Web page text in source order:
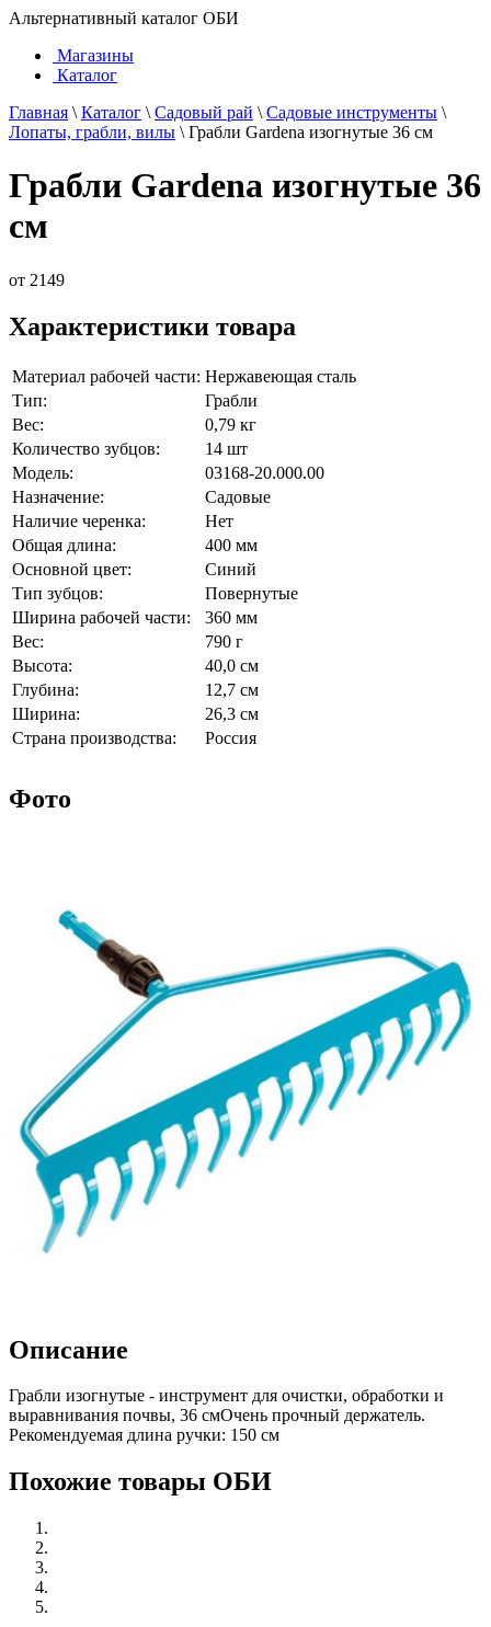
Альтернативный каталог ОБИ
Магазины
Каталог
Главная \ Каталог \ Садовый рай \ Садовые инструменты \
Лопаты, грабли, вилы \ Грабли Gardena изогнутые 36 см
Грабли Gardena изогнутые 36
см
от 2149
Характеристики товара
Материал рабочей части: Нержавеющая сталь
Тип:
Грабли
Вес:
0,79 кг
Количество зубцов:
14 шт
Модель:
03168-20.000.00
Назначение:
Садовые
Наличие черенка:
Нет
Общая длина:
400 мм
Основной цвет:
Синий
Тип зубцов:
Повернутые
Ширина рабочей части:
360 мм
Вес:
790 г
Высота:
40,0 см
Глубина:
12,7 см
Ширина:
26,3 см
Страна производства:
Россия
Фото
Описание
Грабли изогнутые - инструмент для очистки, обработки и
выравнивания почвы, 36 смОчень прочный держатель.
Рекомендуемая длина ручки: 150 см
Похожие товары ОБИ